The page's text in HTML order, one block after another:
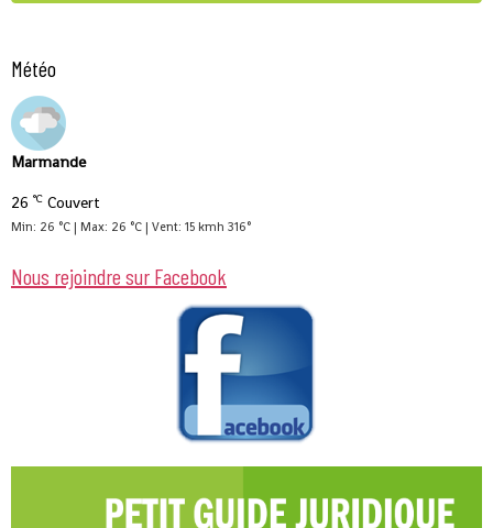
Météo
Marmande
26 °C Couvert
Min: 26 °C | Max: 26 °C | Vent: 15 kmh 316°
Nous rejoindre sur Facebook